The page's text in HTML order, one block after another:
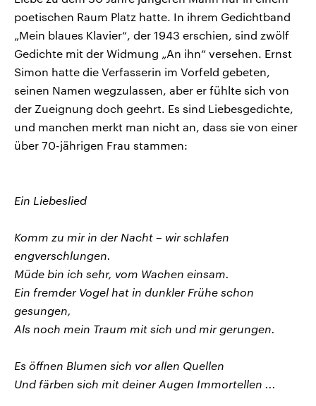
poetischen Raum Platz hatte. In ihrem Gedichtband
„Mein blaues Klavier“, der 1943 erschien, sind zwölf
Gedichte mit der Widmung „An ihn“ versehen. Ernst
Simon hatte die Verfasserin im Vorfeld gebeten,
seinen Namen wegzulassen, aber er fühlte sich von
der Zueignung doch geehrt. Es sind Liebesgedichte,
und manchen merkt man nicht an, dass sie von einer
über 70-jährigen Frau stammen:
Ein Liebeslied
Komm zu mir in der Nacht – wir schlafen
engverschlungen.
Müde bin ich sehr, vom Wachen einsam.
Ein fremder Vogel hat in dunkler Frühe schon
gesungen,
Als noch mein Traum mit sich und mir gerungen.
Es öffnen Blumen sich vor allen Quellen
Und färben sich mit deiner Augen Immortellen ...